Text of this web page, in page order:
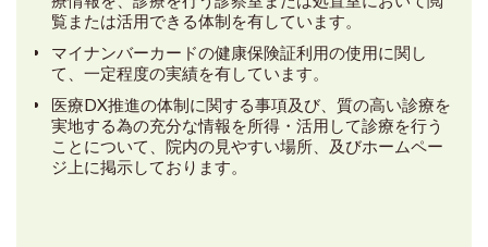
覧または活用できる体制を有しています。
マイナンバーカードの健康保険証利用の使用に関し
て、一定程度の実績を有しています。
医療DX推進の体制に関する事項及び、質の高い診療を
実地する為の充分な情報を所得・活用して診療を行う
ことについて、院内の見やすい場所、及びホームペー
ジ上に掲示しております。